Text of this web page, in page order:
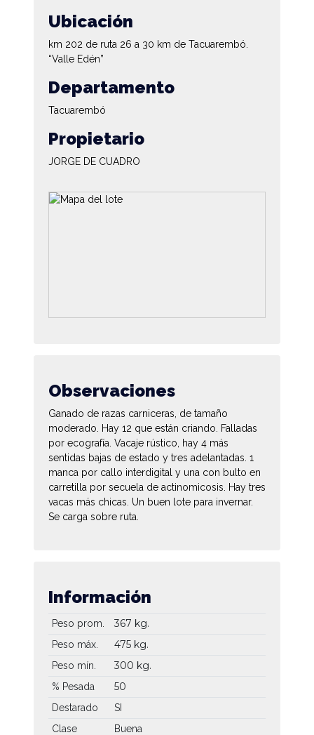
Ubicación
km 202 de ruta 26 a 30 km de Tacuarembó.
“Valle Edén”
Departamento
Tacuarembó
Propietario
JORGE DE CUADRO
Observaciones
Ganado de razas carniceras, de tamaño
moderado. Hay 12 que están criando. Falladas
por ecografía. Vacaje rústico, hay 4 más
sentidas bajas de estado y tres adelantadas. 1
manca por callo interdigital y una con bulto en
carretilla por secuela de actinomicosis. Hay tres
vacas más chicas. Un buen lote para invernar.
Se carga sobre ruta.
Información
Peso prom. 367 kg.
Peso máx. 475 kg.
Peso mín. 300 kg.
% Pesada 50
Destarado
SI
Clase
Buena